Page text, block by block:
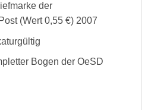
der
(Wert 0,55 €) 2007
Bogen der OeSD